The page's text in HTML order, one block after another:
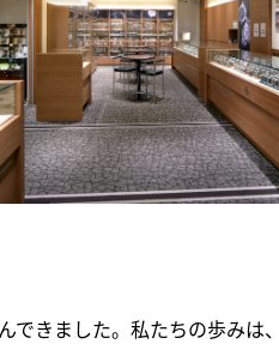
きました。私たちの歩みは